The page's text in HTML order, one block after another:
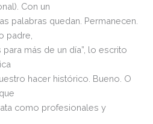
Con un
palabras quedan. Permanecen.
padre,
más de un día”, lo escrito
hacer histórico. Bueno. O
como profesionales y